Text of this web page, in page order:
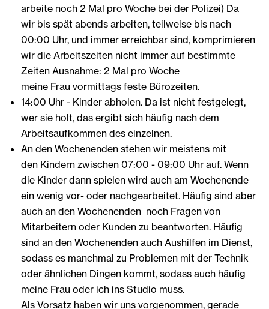
arbeite noch 2 Mal pro Woche bei der Polizei) Da
wir bis spät abends arbeiten, teilweise bis nach
00:00 Uhr, und immer erreichbar sind, komprimieren
wir die Arbeitszeiten nicht immer auf bestimmte
Zeiten Ausnahme: 2 Mal pro Woche
meine Frau vormittags feste Bürozeiten.
14:00 Uhr - Kinder abholen. Da ist nicht festgelegt,
wer sie holt, das ergibt sich häufig nach dem
Arbeitsaufkommen des einzelnen.
An den Wochenenden stehen wir meistens mit
den Kindern zwischen 07:00 - 09:00 Uhr auf. Wenn
die Kinder dann spielen wird auch am Wochenende
ein wenig vor- oder nachgearbeitet. Häufig sind aber
auch an den Wochenenden noch Fragen von
Mitarbeitern oder Kunden zu beantworten. Häufig
sind an den Wochenenden auch Aushilfen im Dienst,
sodass es manchmal zu Problemen mit der Technik
oder ähnlichen Dingen kommt, sodass auch häufig
meine Frau oder ich ins Studio muss.
Als Vorsatz haben wir uns vorgenommen, gerade